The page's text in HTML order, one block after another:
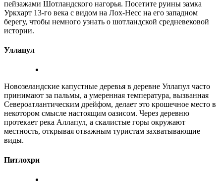
пейзажами Шотландского нагорья. Посетите руины замка
Уркхарт 13-го века с видом на Лох-Несс на его западном
берегу, чтобы немного узнать о шотландской средневековой
истории.
Уллапул
Новозеландские капустные деревья в деревне Уллапул часто
принимают за пальмы, а умеренная температура, вызванная
Североатлантическим дрейфом, делает это крошечное место в
некотором смысле настоящим оазисом. Через деревню
протекает река Аллапул, а скалистые горы окружают
местность, открывая отважным туристам захватывающие
виды.
Питлохри